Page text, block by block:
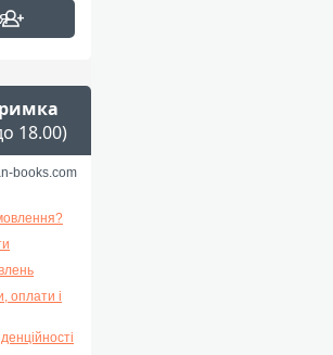
18.00)
books.com
оплати і